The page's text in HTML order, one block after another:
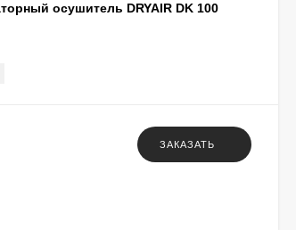
осушитель DRYAIR DK 100
ЗАКАЗАТЬ